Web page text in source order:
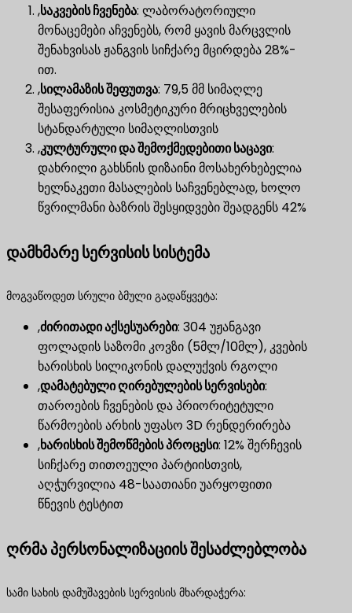
,საკვების ჩვენება​: ლაბორატორიული
მონაცემები აჩვენებს, რომ ყავის მარცვლის
შენახვისას ჟანგვის სიჩქარე მცირდება 28%-
ით.
,სილამაზის შეფუთვა​: 79,5 მმ სიმაღლე
შესაფერისია კოსმეტიკური მრიცხველების
სტანდარტული სიმაღლისთვის
,კულტურული და შემოქმედებითი საცავი​:
დახრილი გახსნის დიზაინი მოსახერხებელია
ხელნაკეთი მასალების საჩვენებლად, ხოლო
წვრილმანი ბაზრის შესყიდვები შეადგენს 42%
დამხმარე სერვისის სისტემა
მოგვაწოდეთ სრული ბმული გადაწყვეტა:
,ძირითადი აქსესუარები​: 304 უჟანგავი
ფოლადის საზომი კოვზი (5მლ/10მლ), კვების
ხარისხის სილიკონის დალუქვის რგოლი
,დამატებული ღირებულების სერვისები​:
თაროების ჩვენების და პრიორიტეტული
წარმოების არხის უფასო 3D რენდერირება
,ხარისხის შემოწმების პროცესი​: 12% შერჩევის
სიჩქარე თითოეული პარტიისთვის,
აღჭურვილია 48-საათიანი უარყოფითი
წნევის ტესტით
ღრმა პერსონალიზაციის შესაძლებლობა
სამი სახის დამუშავების სერვისის მხარდაჭერა: